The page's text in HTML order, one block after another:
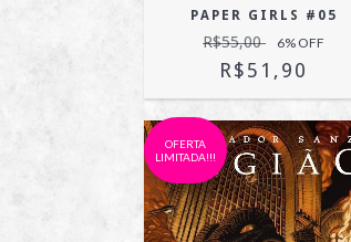
PAPER GIRLS #05
R$55,00 6% OFF
R$51,90
OFERTA
LIMITADA!!!